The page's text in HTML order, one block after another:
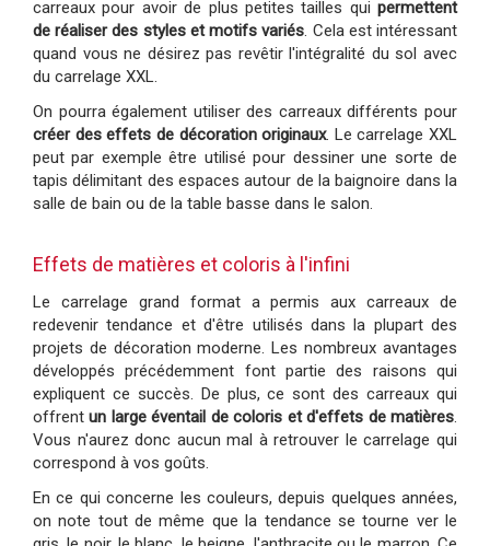
carreaux pour avoir de plus petites tailles qui permettent
de réaliser des styles et motifs variés. Cela est intéressant
quand vous ne désirez pas revêtir l'intégralité du sol avec
du carrelage XXL.
On pourra également utiliser des carreaux différents pour
créer des effets de décoration originaux. Le carrelage XXL
peut par exemple être utilisé pour dessiner une sorte de
tapis délimitant des espaces autour de la baignoire dans la
salle de bain ou de la table basse dans le salon.
Effets de matières et coloris à l'infini
Le carrelage grand format a permis aux carreaux de
redevenir tendance et d'être utilisés dans la plupart des
projets de décoration moderne. Les nombreux avantages
développés précédemment font partie des raisons qui
expliquent ce succès. De plus, ce sont des carreaux qui
offrentun large éventail de coloris et d'effets de matières.
Vous n'aurez donc aucun mal à retrouver le carrelage qui
correspond à vos goûts.
En ce qui concerne les couleurs, depuis quelques années,
on note tout de même que la tendance se tourne ver le